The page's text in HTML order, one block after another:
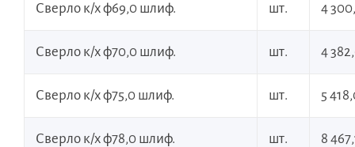
Сверло к/х ф69,0 шлиф. шт. 4
Сверло к/х ф70,0 шлиф. шт. 4
Сверло к/х ф75,0 шлиф. шт. 5
Сверло к/х ф78,0 шлиф. шт. 8